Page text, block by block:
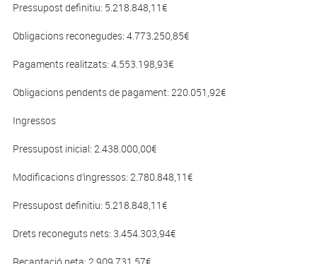
Pressupost definitiu: 5.218.848,11€
Obligacions reconegudes: 4.773.250,85€
Pagaments realitzats: 4.553.198,93€
Obligacions pendents de pagament: 220.051,92€
Ingressos
Pressupost inicial: 2.438.000,00€
Modificacions d’ingressos: 2.780.848,11€
Pressupost definitiu: 5.218.848,11€
Drets reconeguts nets: 3.454.303,94€